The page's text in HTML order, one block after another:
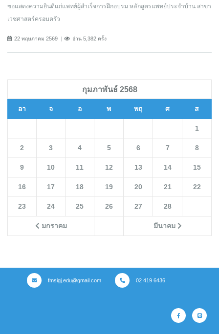
ขอแสดงความยินดีแก่แพทย์ผู้สำเร็จการฝึกอบรม หลักสูตรแพทย์ประจำบ้าน สาขา
เวชศาสตร์ครอบครัว
22 พฤษภาคม 2569 อ่าน 5,382 ครั้ง
กุมภาพันธ์ 2568
อา จ อ พ พฤ ศ ส
มกราคม มีนาคม
1
2 3 4 5 6 7 8
9 10 11 12 13 14 15
16 17 18 19 20 21 22
23 24 25 26 27 28
fmsigj.edu@gmail.com 02 419 6436